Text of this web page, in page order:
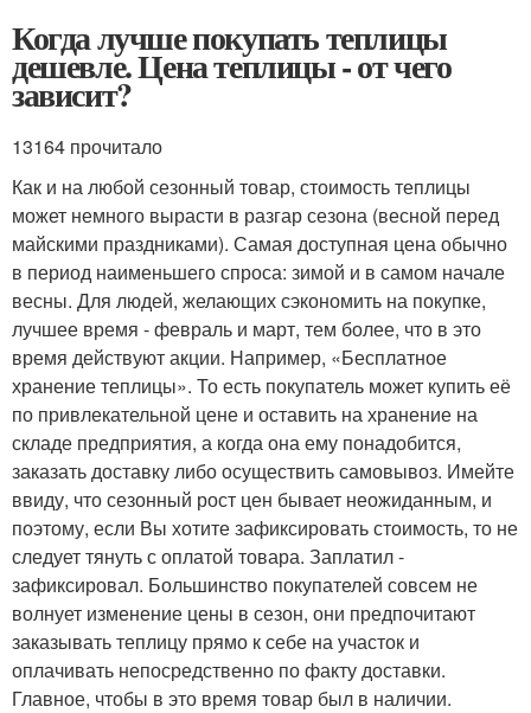
Когда лучше покупать теплицы
дешевле. Цена теплицы - от чего
зависит?
13164 прочитало
Как и на любой сезонный товар, стоимость теплицы
может немного вырасти в разгар сезона (весной перед
майскими праздниками). Самая доступная цена обычно
в период наименьшего спроса: зимой и в самом начале
весны. Для людей, желающих сэкономить на покупке,
лучшее время - февраль и март, тем более, что в это
время действуют акции. Например, «Бесплатное
хранение теплицы». То есть покупатель может купить её
по привлекательной цене и оставить на хранение на
складе предприятия, а когда она ему понадобится,
заказать доставку либо осуществить самовывоз. Имейте
ввиду, что сезонный рост цен бывает неожиданным, и
поэтому, если Вы хотите зафиксировать стоимость, то не
следует тянуть с оплатой товара. Заплатил -
зафиксировал. Большинство покупателей совсем не
волнует изменение цены в сезон, они предпочитают
заказывать теплицу прямо к себе на участок и
оплачивать непосредственно по факту доставки.
Главное, чтобы в это время товар был в наличии.